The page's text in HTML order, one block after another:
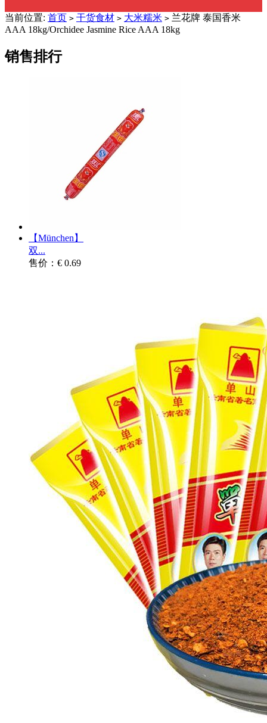
当前位置: 首页 > 干货食材 > 大米糯米 > 兰花牌 泰国香米
AAA 18kg/Orchidee Jasmine Rice AAA 18kg
销售排行
【München】
双...
售价：€ 0.69